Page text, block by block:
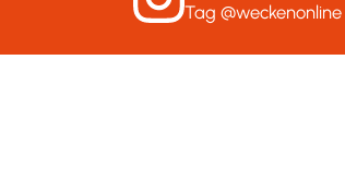
Tag@weckenonline